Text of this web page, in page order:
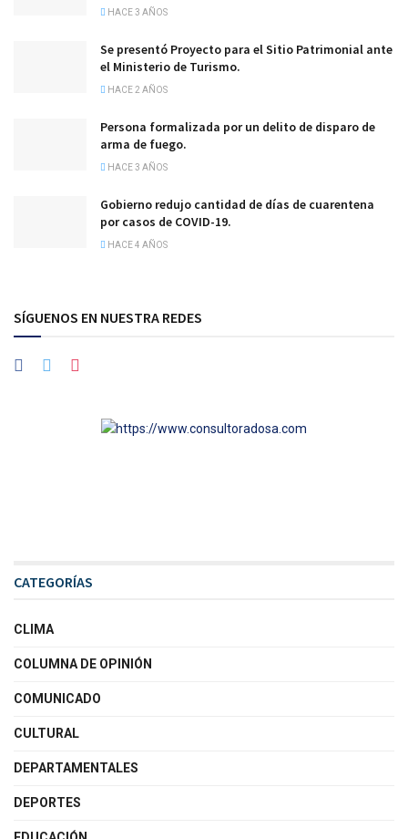
HACE 3 AÑOS
Se presentó Proyecto para el Sitio Patrimonial ante
el Ministerio de Turismo.
HACE 2 AÑOS
Persona formalizada por un delito de disparo de
arma de fuego.
HACE 3 AÑOS
Gobierno redujo cantidad de días de cuarentena
por casos de COVID-19.
HACE 4 AÑOS
SÍGUENOS EN NUESTRA REDES
CATEGORÍAS
CLIMA
COLUMNA DE OPINIÓN
COMUNICADO
CULTURAL
DEPARTAMENTALES
DEPORTES